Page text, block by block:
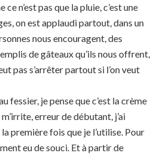
n’est pas que la pluie, c’est une
on est applaudi partout, dans un
nous encouragent, des
de gâteaux qu’ils nous offrent,
pas s’arrêter partout si l’on veut
fessier, je pense que c’est la crème
erreur de débutant, j’ai
première fois que je l’utilise. Pour
eu de souci. Et à partir de